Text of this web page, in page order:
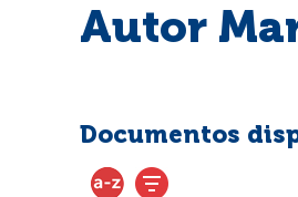
Autor
Documentos